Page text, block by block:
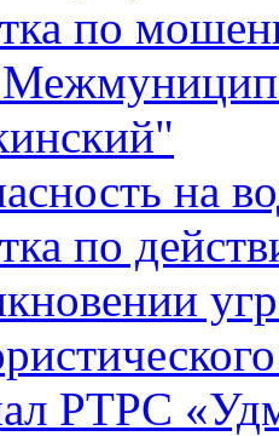
по
на
по
РТРС